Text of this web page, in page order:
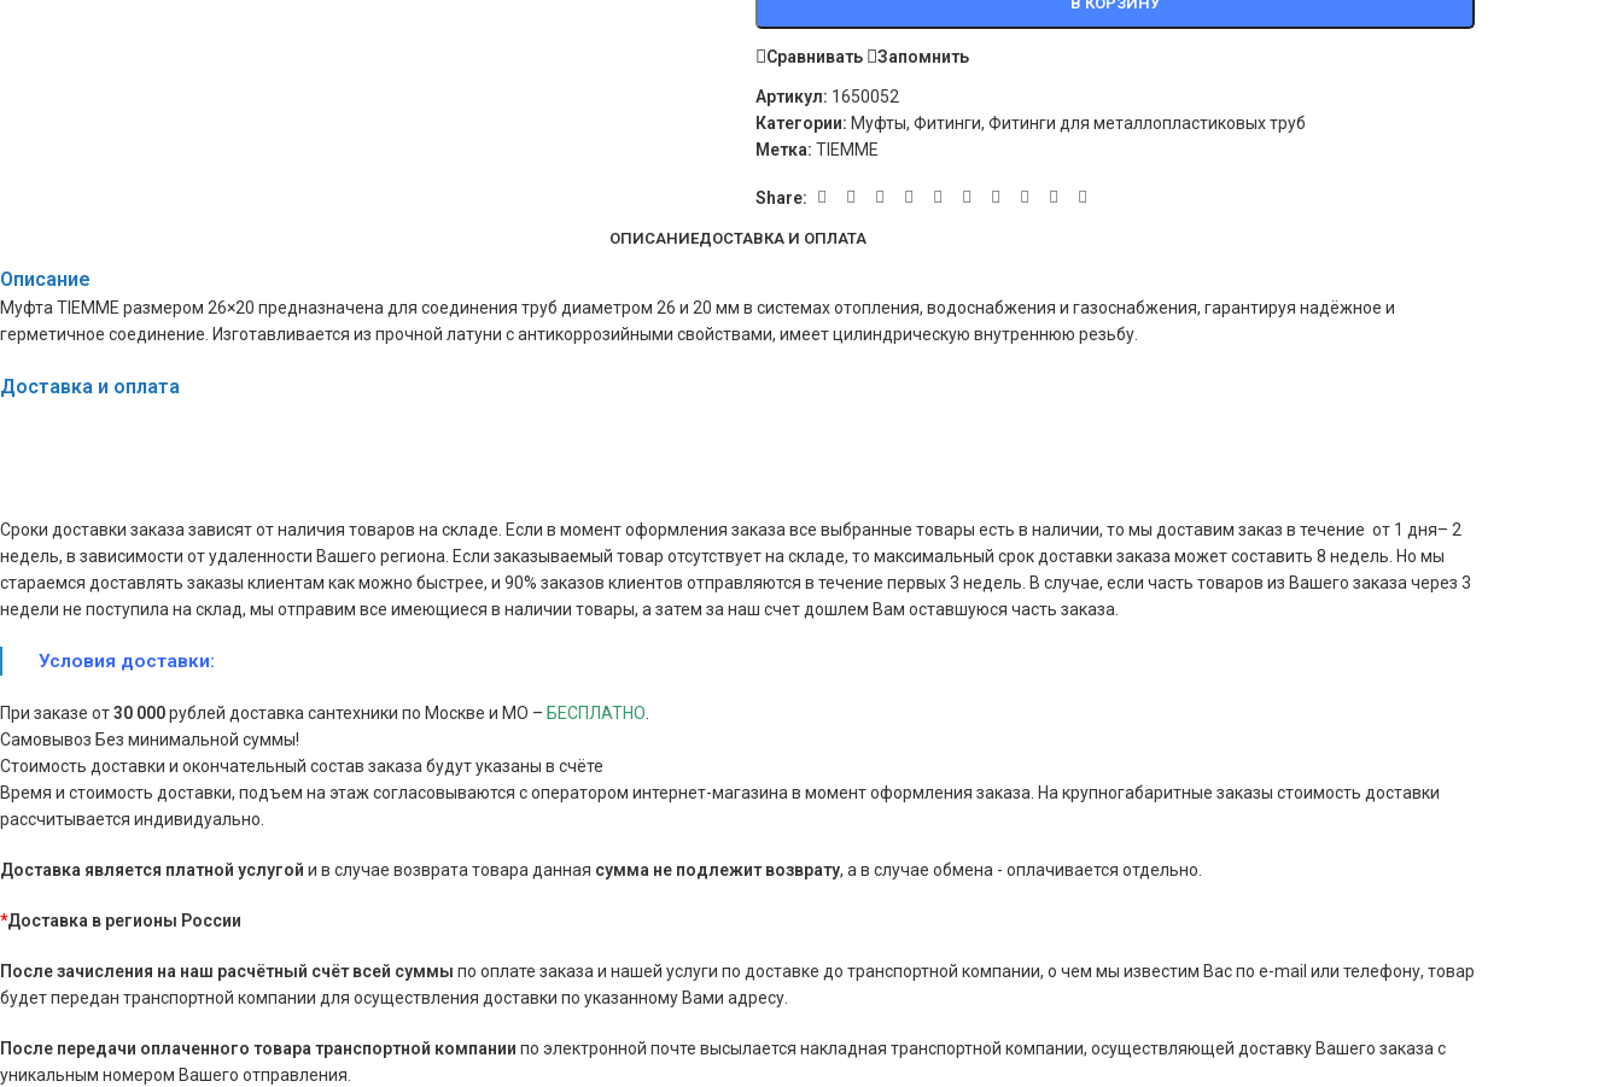
Сравнивать Запомнить
Артикул: 1650052
Категории: Муфты, Фитинги, Фитинги для металлопластиковых труб
Метка: TIEMME
Share:
ОПИСАНИЕДОСТАВКА И ОПЛАТА
Описание
Муфта TIEMME размером 26×20 предназначена для соединения труб диаметром 26 и 20 мм в системах отопления, водоснабжения и газоснабжения, гарантируя надёжное и
герметичное соединение. Изготавливается из прочной латуни с антикоррозийными свойствами, имеет цилиндрическую внутреннюю резьбу.
Доставка и оплата
Сроки доставки заказа зависят от наличия товаров на складе. Если в момент оформления заказа все выбранные товары есть в наличии, то мы доставим заказ в течение от 1 дня– 2
недель, в зависимости от удаленности Вашего региона. Если заказываемый товар отсутствует на складе, то максимальный срок доставки заказа может составить 8 недель. Но мы
стараемся доставлять заказы клиентам как можно быстрее, и 90% заказов клиентов отправляются в течение первых 3 недель. В случае, если часть товаров из Вашего заказа через 3
недели не поступила на склад, мы отправим все имеющиеся в наличии товары, а затем за наш счет дошлем Вам оставшуюся часть заказа.
Условия доставки:
При заказе от30 000рублей доставка сантехники по Москве и МО – БЕСПЛАТНО.
Самовывоз Без минимальной суммы!
Стоимость доставки и окончательный состав заказа будут указаны в счёте
Время и стоимость доставки, подъем на этаж согласовываются с оператором интернет-магазина в момент оформления заказа. На крупногабаритные заказы стоимость доставки
рассчитывается индивидуально.
Доставка является платной услугой и в случае возврата товара данная сумма не подлежит возврату, а в случае обмена - оплачивается отдельно.
*Доставка в регионы России
После зачисления на наш расчётный счёт всей суммы по оплате заказа и нашей услуги по доставке до транспортной компании, о чем мы известим Вас по e-mail или телефону, товар
будет передан транспортной компании для осуществления доставки по указанному Вами адресу.
После передачи оплаченного товара транспортной компании по электронной почте высылается накладная транспортной компании, осуществляющей доставку Вашего заказа с
уникальным номером Вашего отправления.